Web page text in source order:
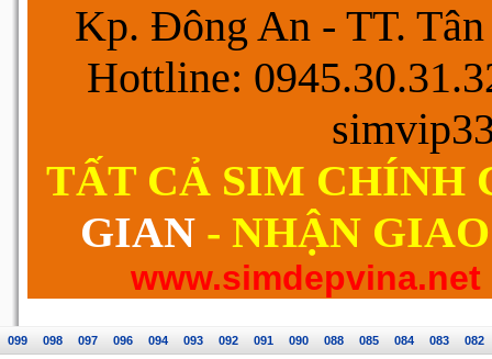
Kp. Đông An - TT.
Hottline:
TẤT CẢ SIM CHÍNH
GIAN - NHẬN
099 098 097 096 094 093 092 091 090 088 085 084 083 082